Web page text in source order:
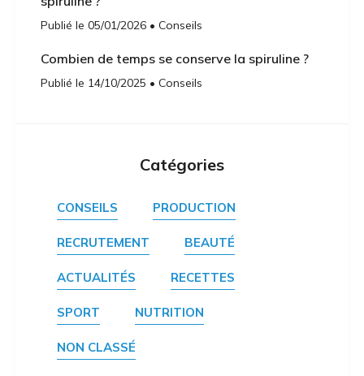
Publié le 05/01/2026 • Conseils
Combien de temps se conserve la spiruline ?
Publié le 14/10/2025 • Conseils
Catégories
CONSEILS PRODUCTION
RECRUTEMENT BEAUTÉ
ACTUALITÉS RECETTES
SPORT NUTRITION
NON CLASSÉ